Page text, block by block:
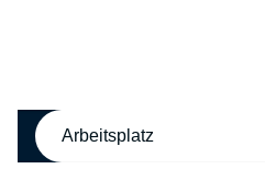
Arbeitsplatz